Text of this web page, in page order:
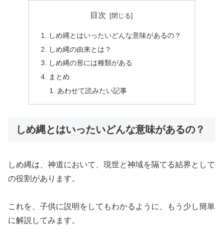
目次
しめ縄とはいったいどんな意味があるの？
しめ縄の由来とは？
しめ縄の形には種類がある
まとめ
あわせて読みたい記事
しめ縄とはいったいどんな意味があるの？
しめ縄は、神道において、現世と神域を隔てる結界として
の役割があります。
これを、子供に説明をしてもわかるように、もう少し簡単
に解説してみます。